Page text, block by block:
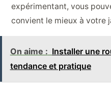
expérimentant, vous
convient le mieux à votre
On aime : Installer une
tendance et pratique